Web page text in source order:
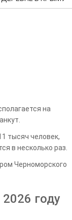
на
тысяч человек,
в несколько раз.
Черноморского
году